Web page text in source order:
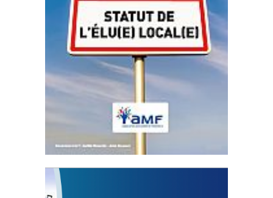
Statut de l’élu local
3 avril 2024